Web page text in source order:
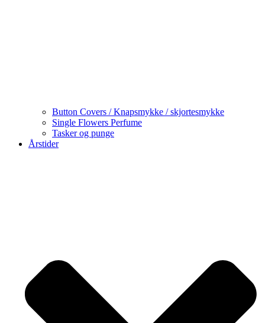
Button Covers / Knapsmykke / skjortesmykke
Single Flowers Perfume
Tasker og punge
Årstider